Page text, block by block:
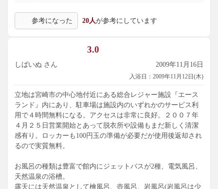
参考になった 20人が参考にしています
3.0
しばいぬ さん 2009年11月16日
入浴日：2009年11月12日(木)
立地は宮崎市の中心地付近にある総合レジャー施設『エース
ランド』内にあり、駐車場は施設内のいずれかのサービス利
用で４時間無料になる。アクセスは非常に良好。２００７年
４月２５日営業開始とあって脱衣所や設備もまだ新しく清潔
感有り。ロッカーも100円玉の準備が必要だが使用後返却され
るので実質無料。
お風呂の種類は豊富で館内にジェットバスが2種、電気風呂、
天然温泉の浴槽。
露天には天然温泉として檜風呂、壺風呂、岩風呂(岩風呂は少